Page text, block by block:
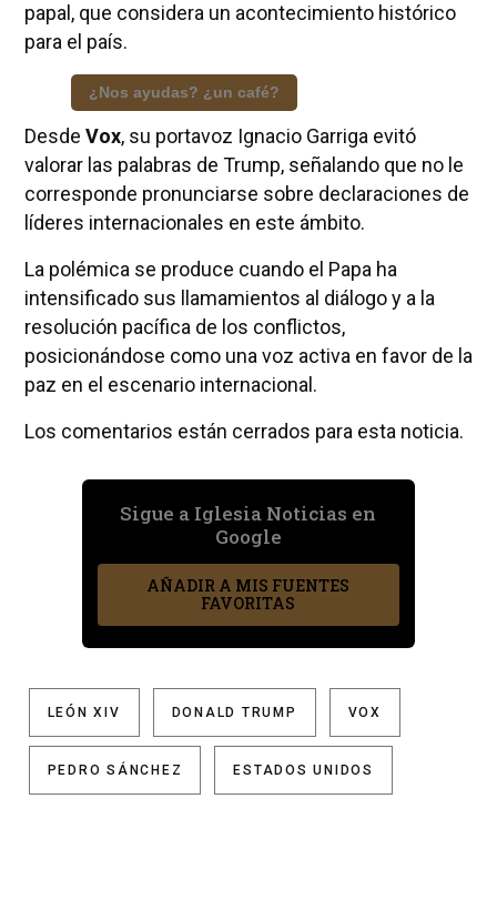
papal, que considera un acontecimiento histórico
para el país.
¿Nos ayudas? ¿un café?
Desde Vox, su portavoz Ignacio Garriga evitó
valorar las palabras de Trump, señalando que no le
corresponde pronunciarse sobre declaraciones de
líderes internacionales en este ámbito.
La polémica se produce cuando el Papa ha
intensificado sus llamamientos al diálogo y a la
resolución pacífica de los conflictos,
posicionándose como una voz activa en favor de la
paz en el escenario internacional.
Los comentarios están cerrados para esta noticia.
Sigue a Iglesia Noticias en
Google
AÑADIR A MIS FUENTES
FAVORITAS
LEÓN XIV DONALD TRUMP VOX
PEDRO SÁNCHEZ ESTADOS UNIDOS